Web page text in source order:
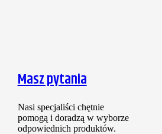
Masz pytania
Nasi specjaliści chętnie
pomogą i doradzą w wyborze
odpowiednich produktów.